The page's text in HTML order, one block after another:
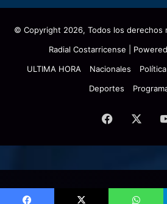
© Copyright 2026, Todos los derechos
Radial Costarricense |
ULTIMA HORA
Nacionales Política
Deportes
Facebook